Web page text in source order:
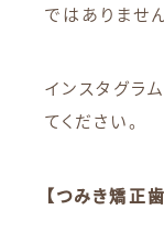
ではありませ
インスタグラ
てください。
【つみき矯正